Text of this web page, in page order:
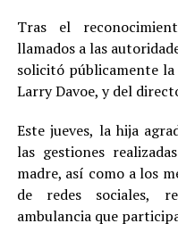
Tras el
llamados a las
solicitó públicamente
Larry Davoe, y del
Este jueves, la hija
las gestiones
madre, así como a los
de redes sociales,
ambulancia que